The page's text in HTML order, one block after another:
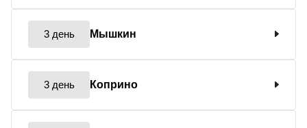
3 день Мышкин
3 день Коприно